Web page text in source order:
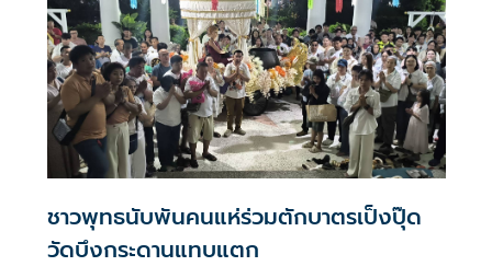
ชาวพุทธนับพันคนแห่ร่วมตักบาตรเป็งปุ๊ด
วัดบึงกระดานแทบแตก